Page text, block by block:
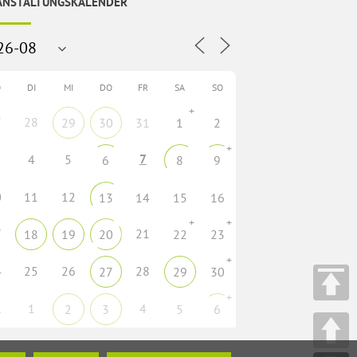
DI MI DO FR SA SO
28 29 30 31 1
+
2
4 5 6 7 8 9
+
11 12 13 14 15 16
18 19 20 21 22
+
23
+
25 26 27 28 29 30
+
1 2 3 4 5 6
+